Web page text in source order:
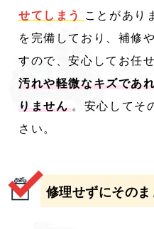
せてしまう
ことがあり
を完備しており、補修
すので、安心してお任
汚れや軽微なキズであ
りません 。安心してそ
さい。
修理せずにその